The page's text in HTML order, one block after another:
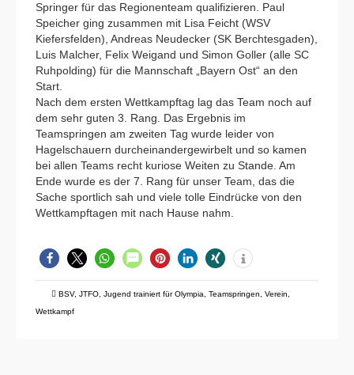
Springer für das Regionenteam qualifizieren. Paul
Speicher ging zusammen mit Lisa Feicht (WSV
Kiefersfelden), Andreas Neudecker (SK Berchtesgaden),
Luis Malcher, Felix Weigand und Simon Goller (alle SC
Ruhpolding) für die Mannschaft „Bayern Ost“ an den
Start.
Nach dem ersten Wettkampftag lag das Team noch auf
dem sehr guten 3. Rang. Das Ergebnis im
Teamspringen am zweiten Tag wurde leider von
Hagelschauern durcheinandergewirbelt und so kamen
bei allen Teams recht kuriose Weiten zu Stande. Am
Ende wurde es der 7. Rang für unser Team, das die
Sache sportlich sah und viele tolle Eindrücke von den
Wettkampftagen mit nach Hause nahm.
BSV, JTFO Jugend trainiert für Olympia Teamspringen Verein
Wettkampf